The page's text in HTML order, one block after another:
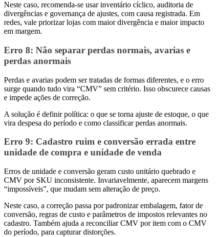
Neste caso, recomenda-se usar inventário cíclico, auditoria de
divergências e governança de ajustes, com causa registrada. Em
redes, vale priorizar lojas com maior divergência e maior impacto
em margem.
Erro 8: Não separar perdas normais, avarias e
perdas anormais
Perdas e avarias podem ser tratadas de formas diferentes, e o erro
surge quando tudo vira “CMV” sem critério. Isso obscurece causas
e impede ações de correção.
A solução é definir política: o que se torna ajuste de estoque, o que
vira despesa do período e como classificar perdas anormais.
Erro 9: Cadastro ruim e conversão errada entre
unidade de compra e unidade de venda
Erros de unidade e conversão geram custo unitário quebrado e
CMV por SKU inconsistente. Invariavelmente, aparecem margens
“impossíveis”, que mudam sem alteração de preço.
Neste caso, a correção passa por padronizar embalagem, fator de
conversão, regras de custo e parâmetros de impostos relevantes no
cadastro. Também ajuda a reconciliar CMV por item com o CMV
do período, para capturar distorções.